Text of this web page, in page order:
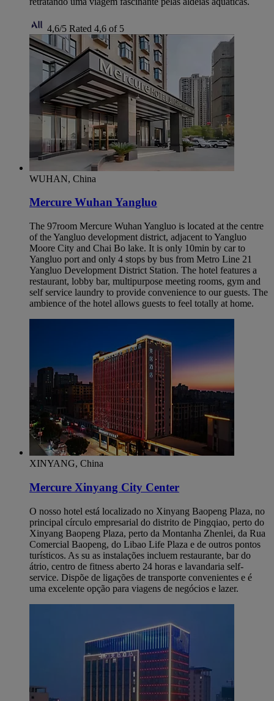
4,6/5 Rated 4,6 of 5
WUHAN, China
Mercure Wuhan Yangluo
The 97room Mercure Wuhan Yangluo is located at the centre
of the Yangluo development district, adjacent to Yangluo
Moore City and Chai Bo lake. It is only 10min by car to
Yangluo port and only 4 stops by bus from Metro Line 21
Yangluo Development District Station. The hotel features a
restaurant, lobby bar, multipurpose meeting rooms, gym and
self service laundry to provide convenience to our guests. The
ambience of the hotel allows guests to feel totally at home.
XINYANG, China
Mercure Xinyang City Center
O nosso hotel está localizado no Xinyang Baopeng Plaza, no
principal círculo empresarial do distrito de Pingqiao, perto do
Xinyang Baopeng Plaza, perto da Montanha Zhenlei, da Rua
Comercial Baopeng, do Libao Life Plaza e de outros pontos
turísticos. As su as instalações incluem restaurante, bar do
átrio, centro de fitness aberto 24 horas e lavandaria self-
service. Dispõe de ligações de transporte convenientes e é
uma excelente opção para viagens de negócios e lazer.